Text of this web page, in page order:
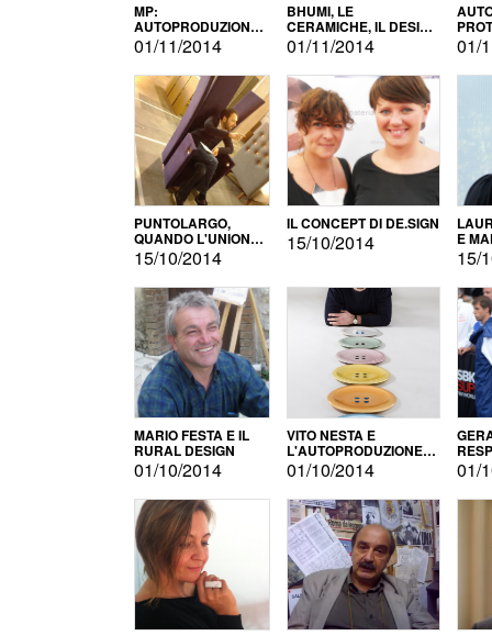
MP:
AUTOPRODUZIONE
E INNOVAZIONE
01/11/2014
BHUMI, LE
CERAMICHE, IL DESIGN
E L'AUTOPRODUZIONE
01/11/2014 01/
PUNTOLARGO,
QUANDO L'UNIONE
FA LA FORZA E
VINCE
15/10/2014
IL CONCEPT DI DE.SIGN
15/10/2014 E
15/
MARIO FESTA E IL
RURAL DESIGN
01/10/2014
VITO NESTA E
L'AUTOPRODUZIONE
COME RECUPERO DEI
SIMBOLI
01/10/2014 01/